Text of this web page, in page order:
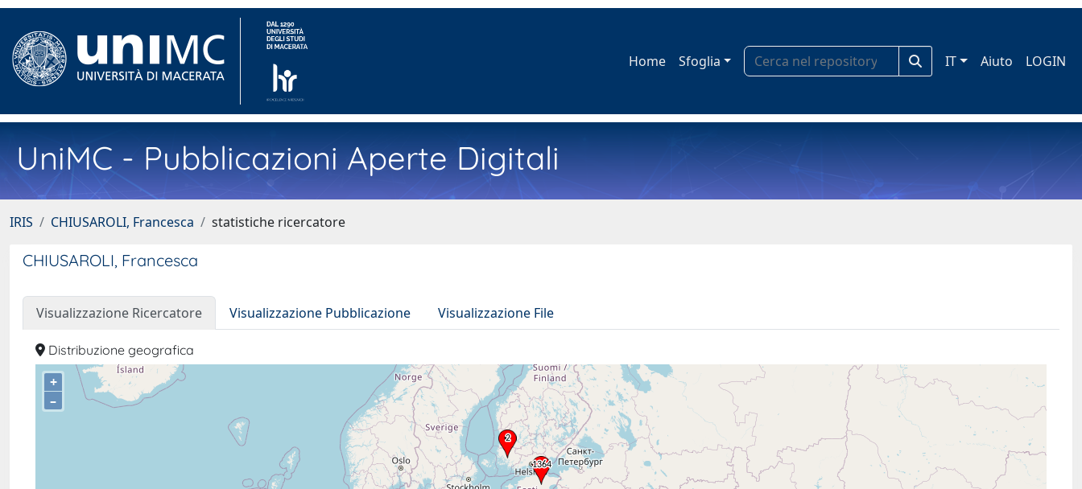
Home Sfoglia IT Aiuto LOGIN
UniMC - Pubblicazioni Aperte Digitali
IRIS CHIUSAROLI, Francesca statistiche ricercatore
CHIUSAROLI, Francesca
Visualizzazione Ricercatore Visualizzazione Pubblicazione Visualizzazione File
Distribuzione geografica
+
–